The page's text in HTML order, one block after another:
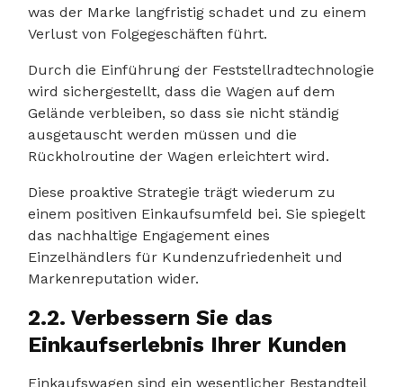
was der Marke langfristig schadet und zu einem
Verlust von Folgegeschäften führt.
Durch die Einführung der Feststellradtechnologie
wird sichergestellt, dass die Wagen auf dem
Gelände verbleiben, so dass sie nicht ständig
ausgetauscht werden müssen und die
Rückholroutine der Wagen erleichtert wird.
Diese proaktive Strategie trägt wiederum zu
einem positiven Einkaufsumfeld bei. Sie spiegelt
das nachhaltige Engagement eines
Einzelhändlers für Kundenzufriedenheit und
Markenreputation wider.
2.2. Verbessern Sie das
Einkaufserlebnis Ihrer Kunden
Einkaufswagen sind ein wesentlicher Bestandteil